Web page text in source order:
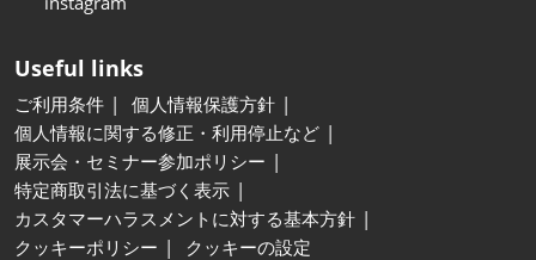
Useful links
ご利用条件
個人情報保護方針
個人情報に関する修正・利用停止など
展示会・セミナー参加ポリシー
特定商取引法に基づく表示
カスタマーハラスメントに対する基本方針
クッキーポリシー
クッキーの設定